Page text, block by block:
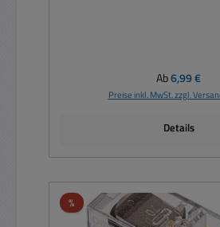
Regulärer Preis:
Ab6,99 €
Preise inkl. MwSt. zzgl.
Details
%Rabatt